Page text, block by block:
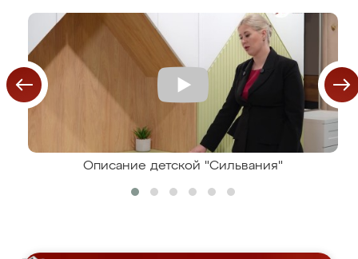
Описание детской "Сильвания"